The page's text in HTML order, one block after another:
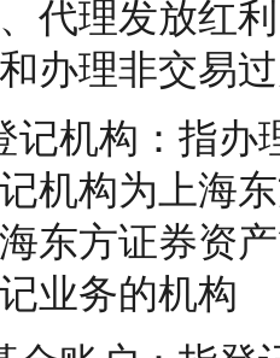
代理发放红
办理非交易
机构为上海
东方证券资
业务的机构